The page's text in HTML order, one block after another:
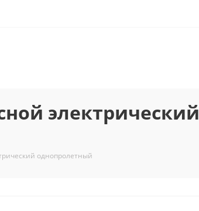
электрический
однопролетный